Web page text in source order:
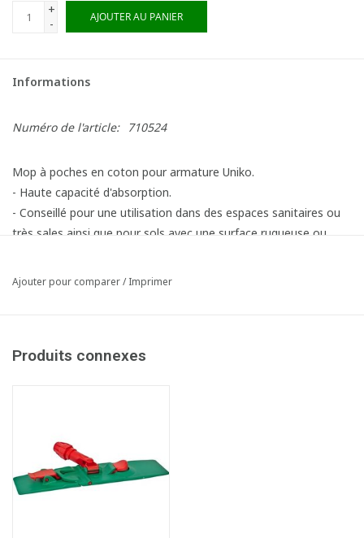
+
-
AJOUTER AU PANIER
Informations
Numéro de l'article: 710524
Mop à poches en coton pour armature Uniko.
- Haute capacité d'absorption.
- Conseillé pour une utilisation dans des espaces sanitaires ou
très sales ainsi que pour sols avec une surface rugueuse ou
chlorés.
Ajouter pour comparer/Imprimer
Produits connexes